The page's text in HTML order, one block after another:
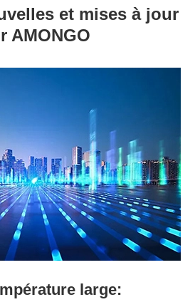
et mises à jour
AMONGO
large: